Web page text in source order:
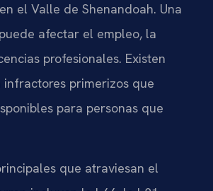
el Valle de Shenandoah. Una
afectar el empleo, la
profesionales. Existen
infractores primerizos que
para personas que
que atraviesan el